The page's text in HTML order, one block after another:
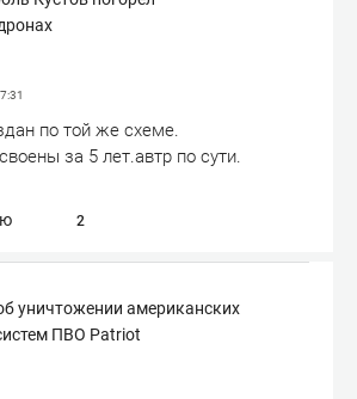
по той же схеме.
за 5 лет.автр по сути.
2
уничтожении американских
ПВО Patriot